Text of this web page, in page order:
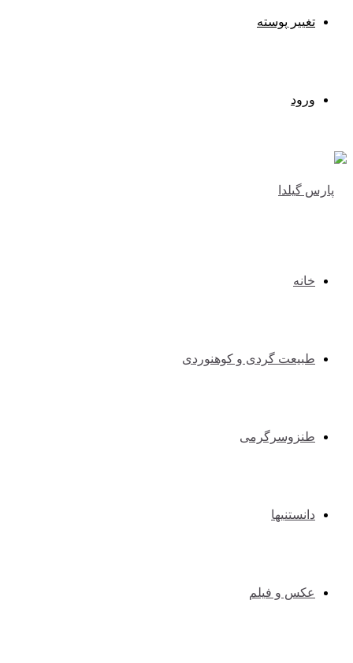
تغییر پوسته
ورود
خانه
طبیعت گردی و کوهنوردی
طنزوسرگرمی
دانستنیها
عکس و فیلم